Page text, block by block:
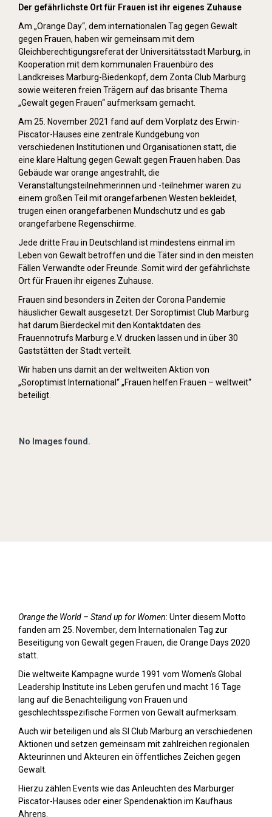
Der gefährlichste Ort für Frauen ist ihr eigenes Zuhause
Am „Orange Day“, dem internationalen Tag gegen Gewalt
gegen Frauen, haben wir gemeinsam mit dem
Gleichberechtigungsreferat der Universitätsstadt Marburg, in
Kooperation mit dem kommunalen Frauenbüro des
Landkreises Marburg-Biedenkopf, dem Zonta Club Marburg
sowie weiteren freien Trägern auf das brisante Thema
„Gewalt gegen Frauen“ aufmerksam gemacht.
Am 25. November 2021 fand auf dem Vorplatz des Erwin-
Piscator-Hauses eine zentrale Kundgebung von
verschiedenen Institutionen und Organisationen statt, die
eine klare Haltung gegen Gewalt gegen Frauen haben. Das
Gebäude war orange angestrahlt, die
Veranstaltungsteilnehmerinnen und -teilnehmer waren zu
einem großen Teil mit orangefarbenen Westen bekleidet,
trugen einen orangefarbenen Mundschutz und es gab
orangefarbene Regenschirme.
Jede dritte Frau in Deutschland ist mindestens einmal im
Leben von Gewalt betroffen und die Täter sind in den meisten
Fällen Verwandte oder Freunde. Somit wird der gefährlichste
Ort für Frauen ihr eigenes Zuhause.
Frauen sind besonders in Zeiten der Corona Pandemie
häuslicher Gewalt ausgesetzt. Der Soroptimist Club Marburg
hat darum Bierdeckel mit den Kontaktdaten des
Frauennotrufs Marburg e.V. drucken lassen und in über 30
Gaststätten der Stadt verteilt.
Wir haben uns damit an der weltweiten Aktion von
„Soroptimist International“ „Frauen helfen Frauen – weltweit“
beteiligt.
No Images found.
Orange the World – Stand up for Women: Unter diesem Motto
fanden am 25. November, dem Internationalen Tag zur
Beseitigung von Gewalt gegen Frauen, die Orange Days 2020
statt.
Die weltweite Kampagne wurde 1991 vom Women’s Global
Leadership Institute ins Leben gerufen und macht 16 Tage
lang auf die Benachteiligung von Frauen und
geschlechtsspezifische Formen von Gewalt aufmerksam.
Auch wir beteiligen und als SI Club Marburg an verschiedenen
Aktionen und setzen gemeinsam mit zahlreichen regionalen
Akteurinnen und Akteuren ein öffentliches Zeichen gegen
Gewalt.
Hierzu zählen Events wie das Anleuchten des Marburger
Piscator-Hauses oder einer Spendenaktion im Kaufhaus
Ahrens.